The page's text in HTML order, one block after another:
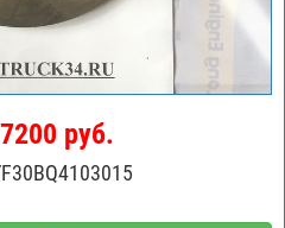
руб.